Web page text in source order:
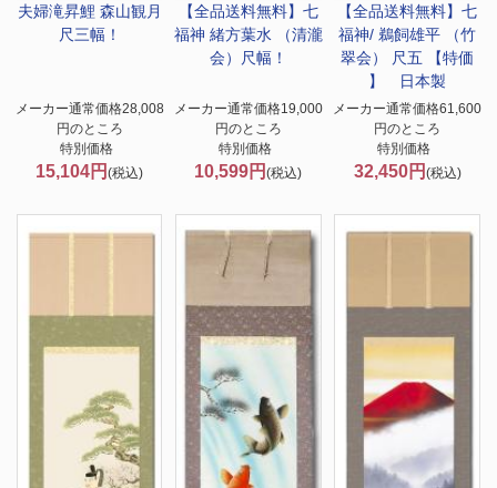
夫婦滝昇鯉 森山観月
尺三幅！
メーカー通常価格28,008
円のところ
特別価格
15,104円(税込)
【全品送料無料】 七
福神 緒方葉水 （清瀧
会）尺幅！
メーカー通常価格19,000
円のところ
特別価格
10,599円(税込)
【全品送料無料】七
福神/ 鵜飼雄平 （竹
翠会） 尺五 【特価
】 日本製
メーカー通常価格61,600
円のところ
特別価格
32,450円 (税込)